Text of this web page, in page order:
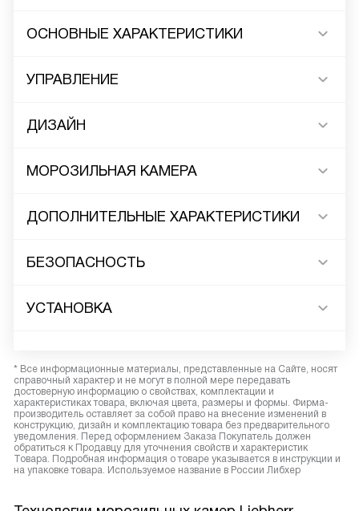
ОСНОВНЫЕ ХАРАКТЕРИСТИКИ
УПРАВЛЕНИЕ
ДИЗАЙН
МОРОЗИЛЬНАЯ КАМЕРА
ДОПОЛНИТЕЛЬНЫЕ ХАРАКТЕРИСТИКИ
БЕЗОПАСНОСТЬ
УСТАНОВКА
* Все информационные материалы, представленные на Сайте, носят
справочный характер и не могут в полной мере передавать
достоверную информацию о свойствах, комплектации и
характеристиках товара, включая цвета, размеры и формы. Фирма-
производитель оставляет за собой право на внесение изменений в
конструкцию, дизайн и комплектацию товара без предварительного
уведомления. Перед оформлением Заказа Покупатель должен
обратиться к Продавцу для уточнения свойств и характеристик
Товара. Подробная информация о товаре указывается в инструкции и
на упаковке товара. Используемое название в России Либхер